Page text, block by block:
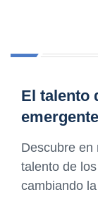
El talento
Descubre en
talento de
cambiando